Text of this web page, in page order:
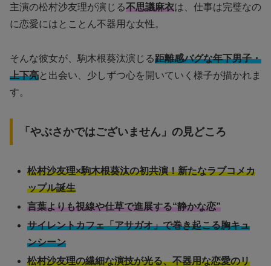
主演の松村沙友理が演じる不思議麻衣は、仕事は完璧なの
に恋愛にはとことん不器用な女性。
そんな彼女が、駒木根葵汰演じる距離感バグな年下男子・
上下亮と出会い、少しずつ心を開いていく様子が描かれま
す。
「やぶさかではございません」の見どころ
松村沙友理×駒木根葵汰の初共演！新たなラブコメカ
ップル誕生
言葉よりも視線や仕草で進展する“静かな恋”
サイレントカフェ「アサガオ」で巻き起こる胸キュ
ンシーン
松村沙友理の繊細な演技が光る、不器用な恋愛のリ